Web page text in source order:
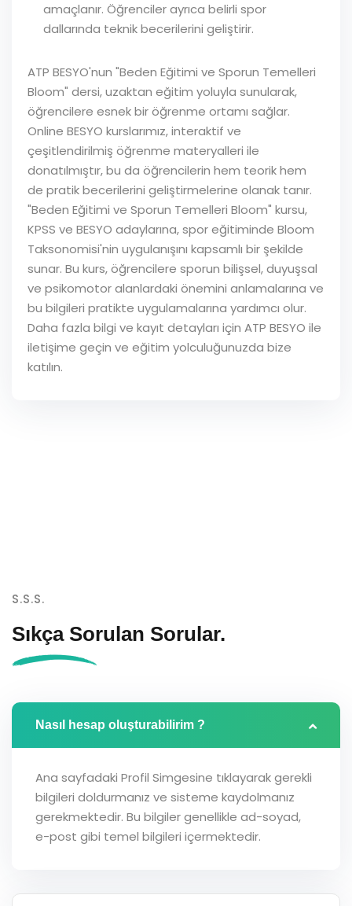
amaçlanır. Öğrenciler ayrıca belirli spor
dallarında teknik becerilerini geliştirir.
ATP BESYO'nun "Beden Eğitimi ve Sporun Temelleri
Bloom" dersi, uzaktan eğitim yoluyla sunularak,
öğrencilere esnek bir öğrenme ortamı sağlar.
Online BESYO kurslarımız, interaktif ve
çeşitlendirilmiş öğrenme materyalleri ile
donatılmıştır, bu da öğrencilerin hem teorik hem
de pratik becerilerini geliştirmelerine olanak tanır.
"Beden Eğitimi ve Sporun Temelleri Bloom" kursu,
KPSS ve BESYO adaylarına, spor eğitiminde Bloom
Taksonomisi'nin uygulanışını kapsamlı bir şekilde
sunar. Bu kurs, öğrencilere sporun bilişsel, duyuşsal
ve psikomotor alanlardaki önemini anlamalarına ve
bu bilgileri pratikte uygulamalarına yardımcı olur.
Daha fazla bilgi ve kayıt detayları için ATP BESYO ile
iletişime geçin ve eğitim yolculuğunuzda bize
katılın.
S.S.S.
Sıkça Sorulan Sorular.
Nasıl hesap oluşturabilirim ?
Ana sayfadaki Profil Simgesine tıklayarak gerekli
bilgileri doldurmanız ve sisteme kaydolmanız
gerekmektedir. Bu bilgiler genellikle ad-soyad,
e-post gibi temel bilgileri içermektedir.